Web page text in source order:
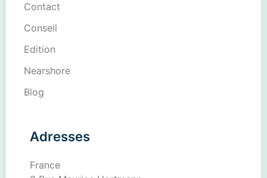
Contact
Conseil
Edition
Nearshore
Blog
Adresses
France